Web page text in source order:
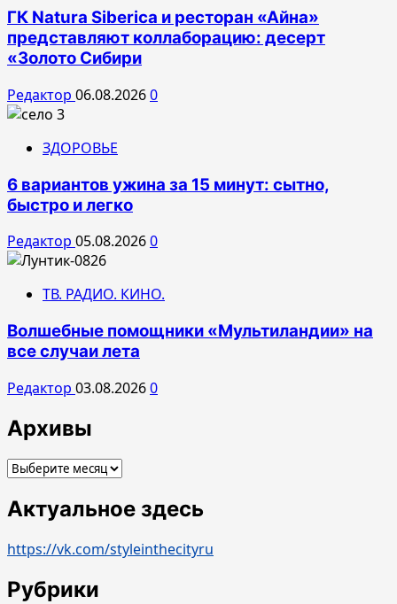
ГК Natura Siberica и ресторан «Айна»
представляют коллаборацию: десерт
«Золото Сибири
Редактор 06.08.20260
ЗДОРОВЬЕ
6 вариантов ужина за 15 минут: сытно,
быстро и легко
Редактор 05.08.20260
ТВ. РАДИО. КИНО.
Волшебные помощники «Мультиландии» на
все случаи лета
Редактор 03.08.20260
Архивы
Архивы
Актуальное здесь
https://vk.com/styleinthecityru
Рубрики